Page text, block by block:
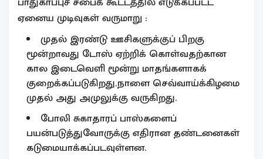
ஏனைய முடிவுகள் வருமாறு :
முதல் இரண்டு ஊசிகளுக்குப் பிறகு
மூன்றாவது டோஸ் ஏற்றிக் கொள்வதற்கான
கால இடைவெளி மூன்று மாதங்களாகக்
குறைக்கப்படுகிறது.நாளை செவ்வாய்க்கிழமை
முதல் அது அமுலுக்கு வருகிறது.
போலி சுகாதாரப் பாஸ்களைப்
பயன்படுத்துவோருக்கு எதிரான தண்டனைகள்
கடுமையாக்கப்படவுள்ளன.